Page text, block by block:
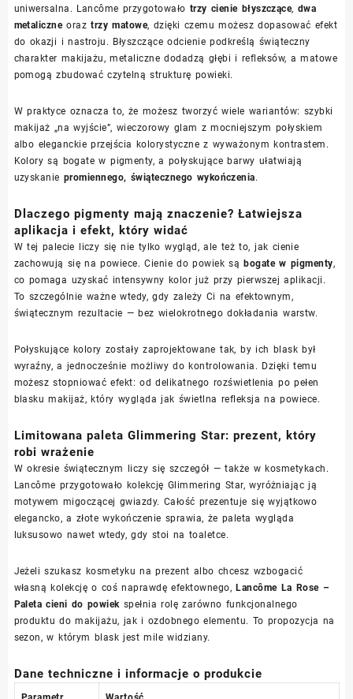
uniwersalna. Lancôme przygotowało trzy cienie błyszczące, dwa
metaliczneoraztrzy matowe, dzięki czemu możesz dopasować efekt
do okazji i nastroju. Błyszczące odcienie podkreślą świąteczny
charakter makijażu, metaliczne dodadzą głębi i refleksów, a matowe
pomogą zbudować czytelną strukturę powieki.
W praktyce oznacza to, że możesz tworzyć wiele wariantów: szybki
makijaż „na wyjście”, wieczorowy glam z mocniejszym połyskiem
albo eleganckie przejścia kolorystyczne z wyważonym kontrastem.
Kolory są bogate w pigmenty, a połyskujące barwy ułatwiają
uzyskanie promiennego, świątecznego wykończenia.
Dlaczego pigmenty mają znaczenie? Łatwiejsza
aplikacja i efekt, który widać
W tej palecie liczy się nie tylko wygląd, ale też to, jak cienie
zachowują się na powiece. Cienie do powiek sąbogate w pigmenty,
co pomaga uzyskać intensywny kolor już przy pierwszej aplikacji.
To szczególnie ważne wtedy, gdy zależy Ci na efektownym,
świątecznym rezultacie — bez wielokrotnego dokładania warstw.
Połyskujące kolory zostały zaprojektowane tak, by ich blask był
wyraźny, a jednocześnie możliwy do kontrolowania. Dzięki temu
możesz stopniować efekt: od delikatnego rozświetlenia po pełen
blasku makijaż, który wygląda jak świetlna refleksja na powiece.
Limitowana paleta Glimmering Star: prezent, który
robi wrażenie
W okresie świątecznym liczy się szczegół — także w kosmetykach.
Lancôme przygotowało kolekcję Glimmering Star, wyróżniając ją
motywem migoczącej gwiazdy. Całość prezentuje się wyjątkowo
elegancko, a złote wykończenie sprawia, że paleta wygląda
luksusowo nawet wtedy, gdy stoi na toaletce.
Jeżeli szukasz kosmetyku na prezent albo chcesz wzbogacić
własną kolekcję o coś naprawdę efektownego,Lancôme La Rose –
Paleta cieni do powiek spełnia rolę zarówno funkcjonalnego
produktu do makijażu, jak i ozdobnego elementu. To propozycja na
sezon, w którym blask jest mile widziany.
Dane techniczne i informacje o produkcie